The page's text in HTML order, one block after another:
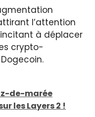
l’attention
incitant à déplacer
crypto-
de-marée
les Layers 2 !